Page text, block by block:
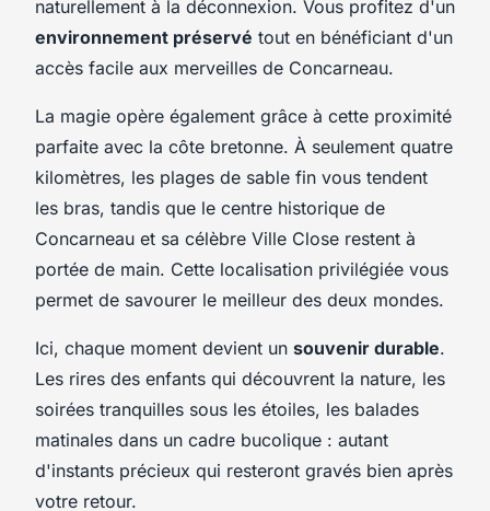
naturellement à la déconnexion. Vous profitez d'un
environnement préservé tout en bénéficiant d'un
accès facile aux merveilles de Concarneau.
La magie opère également grâce à cette proximité
parfaite avec la côte bretonne. À seulement quatre
kilomètres, les plages de sable fin vous tendent
les bras, tandis que le centre historique de
Concarneau et sa célèbre Ville Close restent à
portée de main. Cette localisation privilégiée vous
permet de savourer le meilleur des deux mondes.
Ici, chaque moment devient un souvenir durable.
Les rires des enfants qui découvrent la nature, les
soirées tranquilles sous les étoiles, les balades
matinales dans un cadre bucolique : autant
d'instants précieux qui resteront gravés bien après
votre retour.